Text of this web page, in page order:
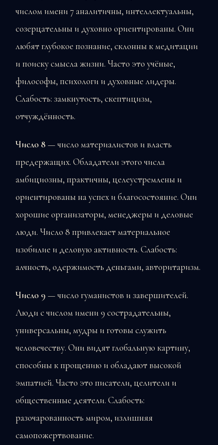
числом имени 7 аналитичны, интеллектуальны,
созерцательны и духовно ориентированы. Они
любят глубокое познание, склонны к медитации
и поиску смысла жизни. Часто это учёные,
философы, психологи и духовные лидеры.
Слабость: замкнутость, скептицизм,
отчуждённость.
Число 8 — число материалистов и власть
предержащих. Обладатели этого числа
амбициозны, практичны, целеустремлены и
ориентированы на успех и благосостояние. Они
хорошие организаторы, менеджеры и деловые
люди. Число 8 привлекает материальное
изобилие и деловую активность. Слабость:
алчность, одержимость деньгами, авторитаризм.
Число 9 — число гуманистов и завершителей.
Люди с числом имени 9 сострадательны,
универсальны, мудры и готовы служить
человечеству. Они видят глобальную картину,
способны к прощению и обладают высокой
эмпатией. Часто это писатели, целители и
общественные деятели. Слабость:
разочарованность миром, излишняя
самопожертвование.